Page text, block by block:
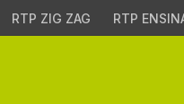
RTP ZIG ZAG RTP